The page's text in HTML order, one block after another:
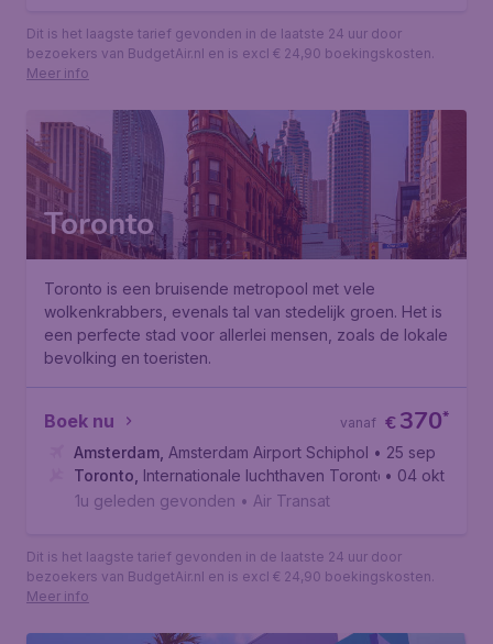
Dit is het laagste tarief gevonden in de laatste 24 uur door
bezoekers van BudgetAir.nl en is excl € 24,90 boekingskosten.
Meer info
Toronto
Toronto is een bruisende metropool met vele
wolkenkrabbers, evenals tal van stedelijk groen. Het is
een perfecte stad voor allerlei mensen, zoals de lokale
bevolking en toeristen.
Boek nu €370*
vanaf
Amsterdam Amsterdam Airport Schiphol • 25 sep
Toronto Internationale luchthaven Toronto Pearson
• 04 okt
1u geleden gevonden • Air Transat
Dit is het laagste tarief gevonden in de laatste 24 uur door
bezoekers van BudgetAir.nl en is excl € 24,90 boekingskosten.
Meer info